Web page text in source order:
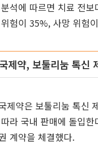
석에 따르면 치료 전
험이 35%, 사망 위험
제약, 보툴리눔 톡신
제약은 보툴리눔 톡신
라 국내 판매에 돌입
계약을 체결했다.